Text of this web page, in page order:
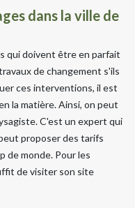
dans la ville de
qui doivent être en parfait
de changement s'ils
ces interventions, il est
la matière. Ainsi, on peut
C'est un expert qui
proposer des tarifs
de monde. Pour les
de visiter son site